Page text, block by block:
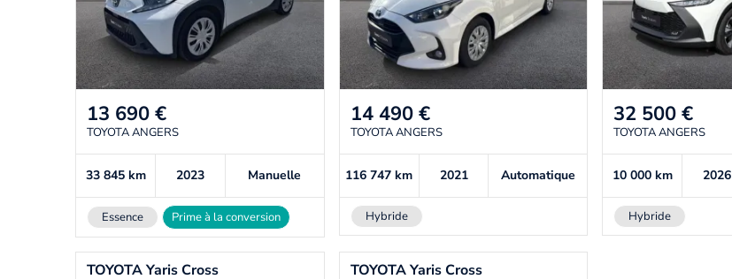
13 690 €
TOYOTA ANGERS
33 845 km 2023 Manuelle
Essence Prime à la conversion
14 490 €
TOYOTA ANGERS
116 747km 2021 Automatique
Hybride
32 500 €
TOYOTA ANGERS
10 000 km 2026
Hybride
TOYOTAYaris Cross TOYOTAYaris Cross